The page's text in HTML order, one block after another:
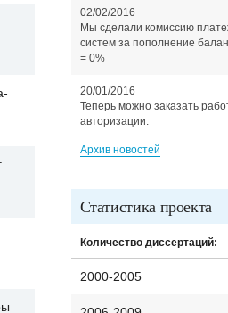
02/02/2016
Мы сделали комиссию
систем за пополнение
= 0%
20/01/2016
Теперь можно заказать
авторизации.
Архив новостей
Статистика проекта
Количество диссертаций:
2000-2005